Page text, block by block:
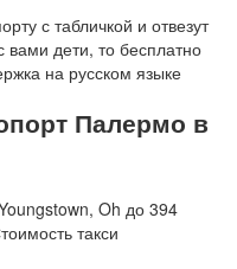
с табличкой и отвезут
дети, то бесплатно
на русском языке
Палермо в
Oh до 394
такси